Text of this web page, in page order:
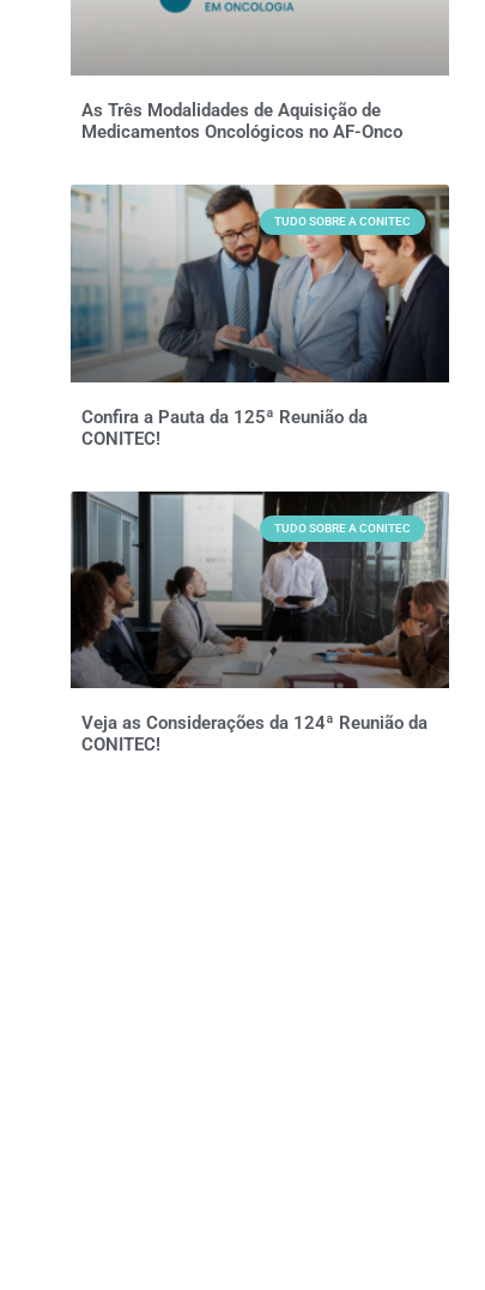
As Três Modalidades de Aquisição de
Medicamentos Oncológicos no AF-Onco
TUDO SOBRE A CONITEC
Confira a Pauta da 125ª Reunião da
CONITEC!
TUDO SOBRE A CONITEC
Veja as Considerações da 124ª Reunião da
CONITEC!